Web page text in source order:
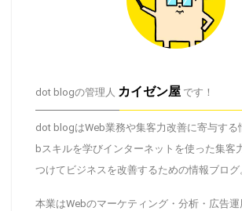
dot blogの管理人 カイゼン屋 です！
dot blogはWeb業務や集客力改善に寄与する
bスキルを学びインターネットを使った集客
つけてビジネスを改善するための情報ブログ
本業はWebのマーケティング・分析・広告運